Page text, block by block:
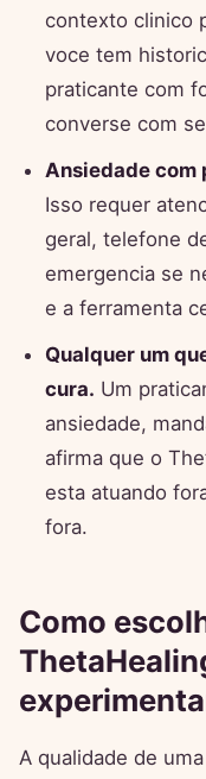
contexto clinico
voce tem
praticante com
converse com
Ansiedade com
Isso requer
geral, telefone
emergencia se
e a ferramenta
Qualquer um
cura. Um
ansiedade,
afirma que o
esta atuando
fora.
Como
A qualidade de